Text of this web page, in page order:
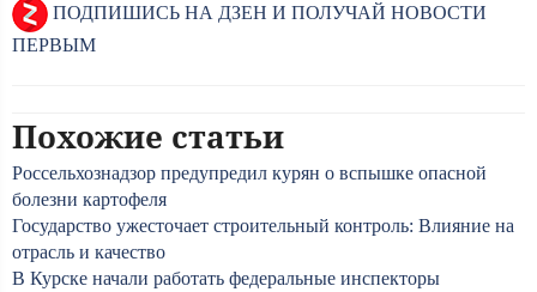
ПОДПИШИСЬ НА ДЗЕН И ПОЛУЧАЙ НОВОСТИ
ПЕРВЫМ
Похожие статьи
Россельхознадзор предупредил курян о вспышке опасной
болезни картофеля
Государство ужесточает строительный контроль: Влияние на
отрасль и качество
В Курске начали работать федеральные инспекторы